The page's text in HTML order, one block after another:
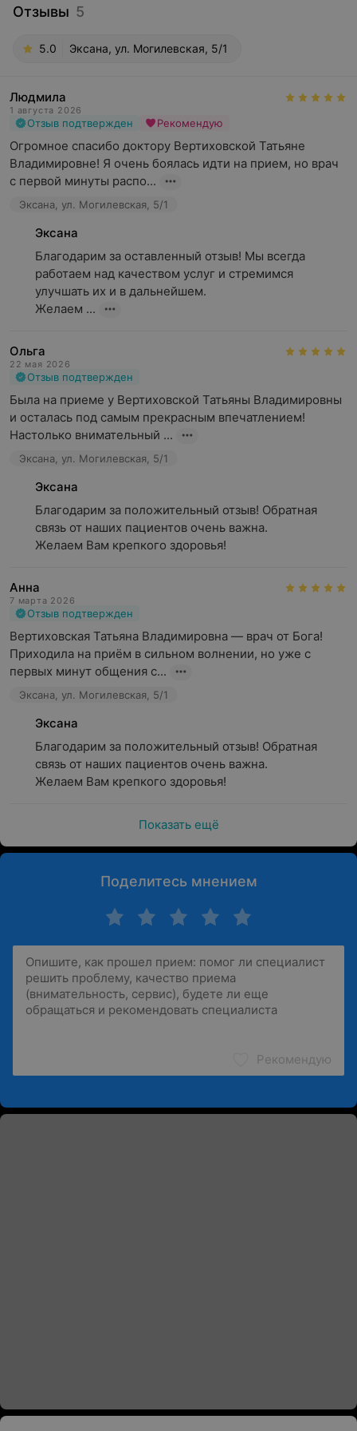
Отзывы 5
5.0 Эксана, ул. Могилевская, 5/1
Людмила
1 августа 2026
Отзыв подтвержден Рекомендую
Огромное спасибо доктору Вертиховской Татьяне
Владимировне! Я очень боялась идти на прием, но врач
с первой минуты распо...
Эксана, ул. Могилевская, 5/1
Эксана
Благодарим за оставленный отзыв! Мы всегда
работаем над качеством услуг и стремимся
улучшать их и в дальнейшем.
Желаем ...
Ольга
22 мая 2026
Отзыв подтвержден
Была на приеме у Вертиховской Татьяны Владимировны
и осталась под самым прекрасным впечатлением!
Настолько внимательный ...
Эксана, ул. Могилевская, 5/1
Эксана
Благодарим за положительный отзыв! Обратная
связь от наших пациентов очень важна.
Желаем Вам крепкого здоровья!
Анна
7 марта 2026
Отзыв подтвержден
Вертиховская Татьяна Владимировна — врач от Бога!
Приходила на приём в сильном волнении, но уже с
первых минут общения с...
Эксана, ул. Могилевская, 5/1
Эксана
Благодарим за положительный отзыв! Обратная
связь от наших пациентов очень важна.
Желаем Вам крепкого здоровья!
Показать ещё
Поделитесь мнением
Рекомендую